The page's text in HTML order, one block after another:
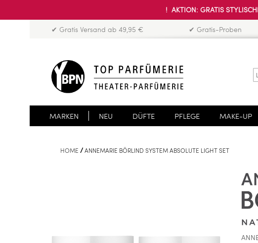
! AKTION: GRATIS
✔ Gratis Versand ab 49,95 € ✔ Gratis-Proben
MARKEN NEU DÜFTE PFLEGE MAKE-UP
HOME ANNEMARIE BÖRLIND SYSTEM ABSOLUTE LIGHT SET